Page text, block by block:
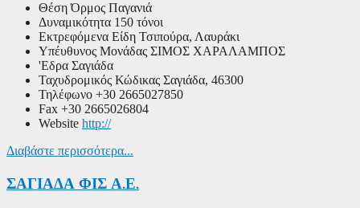
Θέση Όρμος Παγανιά
Δυναμικότητα 150 τόνοι
Εκτρεφόμενα Είδη Τσιπούρα, Λαυράκι
Υπέυθυνος Μονάδας ΣΙΜΟΣ ΧΑΡΑΛΑΜΠΟΣ
'Εδρα Σαγιάδα
Ταχυδρομικός Κώδικας Σαγιάδα, 46300
Τηλέφωνο +30 2665027850
Fax +30 2665026804
Website http://
Διαβάστε περισσότερα...
ΣΑΓΙΑΔΑ ΦΙΣ Α.Ε.